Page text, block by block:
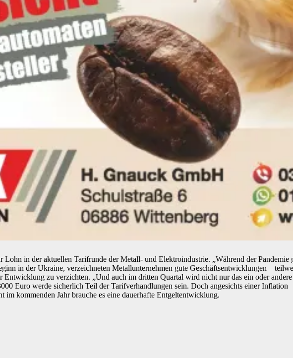
in der aktuellen Tarifrunde der Metall- und Elektroindustrie. „Während der Pandemie
in der Ukraine, verzeichneten Metallunternehmen gute Geschäftsentwicklungen –
zu verzichten. „Und auch im dritten Quartal wird nicht nur das ein oder
Euro werde sicherlich Teil der Tarifverhandlungen sein. Doch angesichts einer Inflation
kommenden Jahr brauche es eine dauerhafte Entgeltentwicklung.